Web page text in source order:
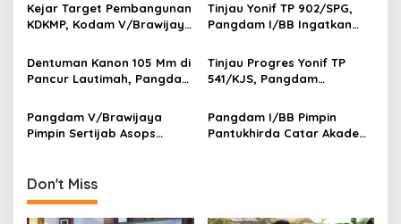
a
i
n
V/Brawijaya
Perbatasan RI-PNG
Kejar Target Pembangunan
KDKMP, Kodam V/Brawijaya
Lapangan
Tinjau Yonif TP 902/SPG,
Pangdam I/BB Ingatkan
Marwah TNI
Dentuman Kanon 105 Mm di
Pancur Lautimah, Pangdam
Prajurit Naga Karimata
Tinjau Progres Yonif TP
541/KJS, Pangdam
Harus Bermanfaat bagi
Warga
Pangdam V/Brawijaya
Pimpin Sertijab Asops
Kesiapan Operasional
Satuan
Pangdam I/BB Pimpin
Pantukhirda Catar Akademi
Don't Miss